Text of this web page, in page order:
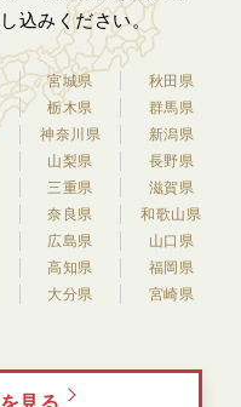
込みください。
宮城県
秋田県
栃木県
群馬県
神奈川県
新潟県
山梨県
長野県
三重県
滋賀県
奈良県
和歌山県
広島県
山口県
高知県
福岡県
大分県
宮崎県
見る